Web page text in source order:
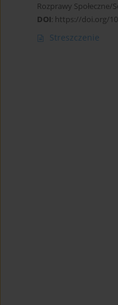
Rozprawy Społeczne/
DOI: https://doi.org/
Streszczenie